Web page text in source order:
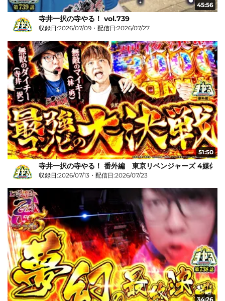
45:56
寺井一択の寺やる！ vol.739
収録日:2026/07/09・配信日:2026/07/27
51:50
寺井一択の寺やる！ 番外編 東京リベンジャーズ 4媒体リ
収録日:2026/07/13・配信日:2026/07/23
34:26